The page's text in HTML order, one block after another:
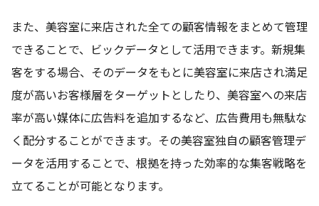
また、美容室に来店された全ての顧客情報をまとめて管理
できることで、ビックデータとして活用できます。新規集
客をする場合、そのデータをもとに美容室に来店され満足
度が高いお客様層をターゲットとしたり、美容室への来店
率が高い媒体に広告料を追加するなど、広告費用も無駄な
く配分することができます。その美容室独自の顧客管理デ
ータを活用することで、根拠を持った効率的な集客戦略を
立てることが可能となります。